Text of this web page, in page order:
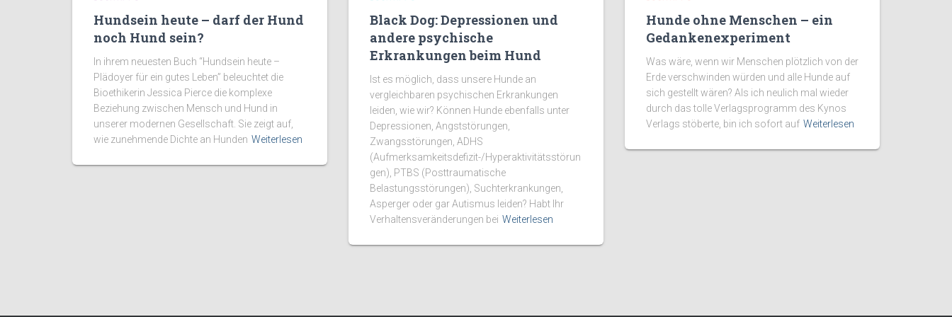
Hundsein heute – darf der Hund
noch Hund sein?
In ihrem neuesten Buch “Hundsein heute –
Plädoyer für ein gutes Leben” beleuchtet die
Bioethikerin Jessica Pierce die komplexe
Beziehung zwischen Mensch und Hund in
unserer modernen Gesellschaft. Sie zeigt auf,
wie zunehmende Dichte an Hunden Weiterlesen
Black Dog: Depressionen und
andere psychische
Erkrankungen beim Hund
Ist es möglich, dass unsere Hunde an
vergleichbaren psychischen Erkrankungen
leiden, wie wir? Können Hunde ebenfalls unter
Depressionen, Angststörungen,
Zwangsstörungen, ADHS
(Aufmerksamkeitsdefizit-/Hyperaktivitätsstörun
gen), PTBS (Posttraumatische
Belastungsstörungen), Suchterkrankungen,
Asperger oder gar Autismus leiden? Habt Ihr
Verhaltensveränderungen bei Weiterlesen
Hunde ohne Menschen – ein
Gedankenexperiment
Was wäre, wenn wir Menschen plötzlich von der
Erde verschwinden würden und alle Hunde auf
sich gestellt wären? Als ich neulich mal wieder
durch das tolle Verlagsprogramm des Kynos
Verlags stöberte, bin ich sofort auf Weiterlesen